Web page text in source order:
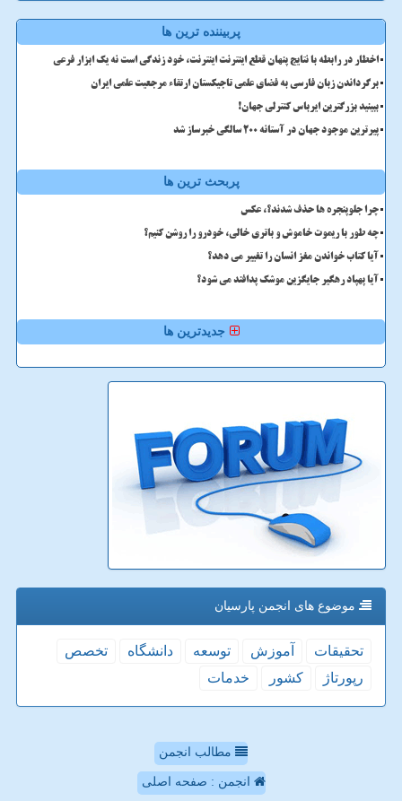
پربیننده ترین ها
اخطار در رابطه با نتایج پنهان قطع اینترنت اینترنت، خود زندگی است نه یک ابزار فرعی
برگرداندن زبان فارسی به فضای علمی تاجیکستان ارتقاء مرجعیت علمی ایران
ببینید بزرگترین ایرباس کنترلی جهان!
پیرترین موجود جهان در آستانه ۲۰۰ سالگی خبرساز شد
پربحث ترین ها
چرا جلوپنجره ها حذف شدند؟، عکس
چه طور با ریموت خاموش و باتری خالی، خودرو را روشن کنیم؟
آیا کتاب خواندن مغز انسان را تغییر می دهد؟
آیا پهپاد رهگیر جایگزین موشک پدافند می شود؟
جدیدترین ها
موضوع های انجمن پارسیان
تحقیقات آموزش توسعه دانشگاه
تخصص
رپورتاژ
كشور خدمات
مطالب انجمن
انجمن : صفحه اصلی